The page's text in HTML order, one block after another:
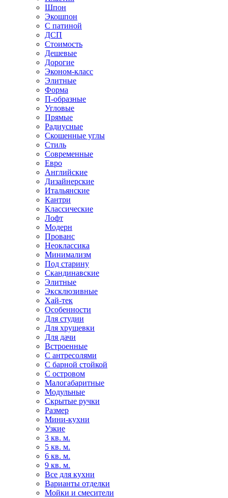
Шпон
Экошпон
С патиной
ДСП
Стоимость
Дешевые
Дорогие
Эконом-класс
Элитные
Форма
П-образные
Угловые
Прямые
Радиусные
Скошенные углы
Стиль
Современные
Евро
Английские
Дизайнерские
Итальянские
Кантри
Классические
Лофт
Модерн
Прованс
Неоклассика
Минимализм
Под старину
Скандинавские
Элитные
Эксклюзивные
Хай-тек
Особенности
Для студии
Для хрущевки
Для дачи
Встроенные
С антресолями
С барной стойкой
С островом
Малогабаритные
Модульные
Скрытые ручки
Размер
Мини-кухни
Узкие
3 кв. м.
5 кв. м.
6 кв. м.
9 кв. м.
Все для кухни
Варианты отделки
Мойки и смесители